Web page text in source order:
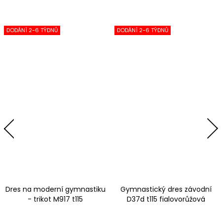
DODÁNÍ 2-6 TÝDNŮ
Dres na moderní gymnastiku
- trikot M917 t115
DODÁNÍ 2-6 TÝDNŮ
Gymnastický dres závodní
D37d t115 fialovorůžová